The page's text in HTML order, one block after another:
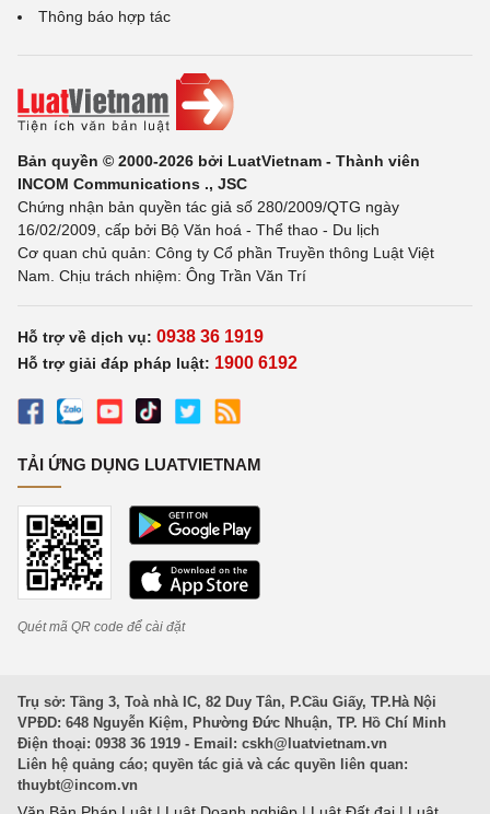
Thông báo hợp tác
Bản quyền © 2000-2026 bởi LuatVietnam - Thành viên
INCOM Communications ., JSC
Chứng nhận bản quyền tác giả số 280/2009/QTG ngày
16/02/2009, cấp bởi Bộ Văn hoá - Thể thao - Du lịch
Cơ quan chủ quản: Công ty Cổ phần Truyền thông Luật Việt
Nam. Chịu trách nhiệm: Ông Trần Văn Trí
Hỗ trợ về dịch vụ: 0938 36 1919
Hỗ trợ giải đáp pháp luật: 1900 6192
TẢI ỨNG DỤNG LUATVIETNAM
Quét mã QR code để cài đặt
Trụ sở: Tầng 3, Toà nhà IC, 82 Duy Tân, P.Cầu Giấy, TP.Hà Nội
VPĐD: 648 Nguyễn Kiệm, Phường Đức Nhuận, TP. Hồ Chí Minh
Điện thoại: 0938 36 1919 - Email: cskh@luatvietnam.vn
Liên hệ quảng cáo; quyền tác giả và các quyền liên quan:
thuybt@incom.vn